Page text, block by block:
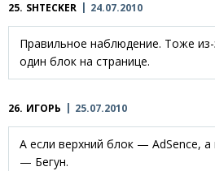
25. SHTECKER 24.07.2010
Правильное наблюдение. Тоже
один блок на странице.
26. ИГОРЬ 25.07.2010
А если верхний блок — AdSence,
— Бегун.